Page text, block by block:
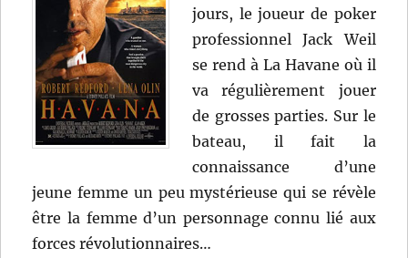
jours, le joueur de poker
professionnel Jack Weil
se rend à La Havane où il
va régulièrement jouer
de grosses parties. Sur le
bateau, il fait la
connaissance d’une
jeune femme un peu mystérieuse qui se révèle
être la femme d’un personnage connu lié aux
forces révolutionnaires…